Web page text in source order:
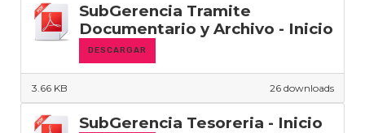
SubGerencia Tramite
Documentario y Archivo - Inicio
DESCARGAR
26 downloads
3.66 KB
SubGerencia Tesoreria - Inicio